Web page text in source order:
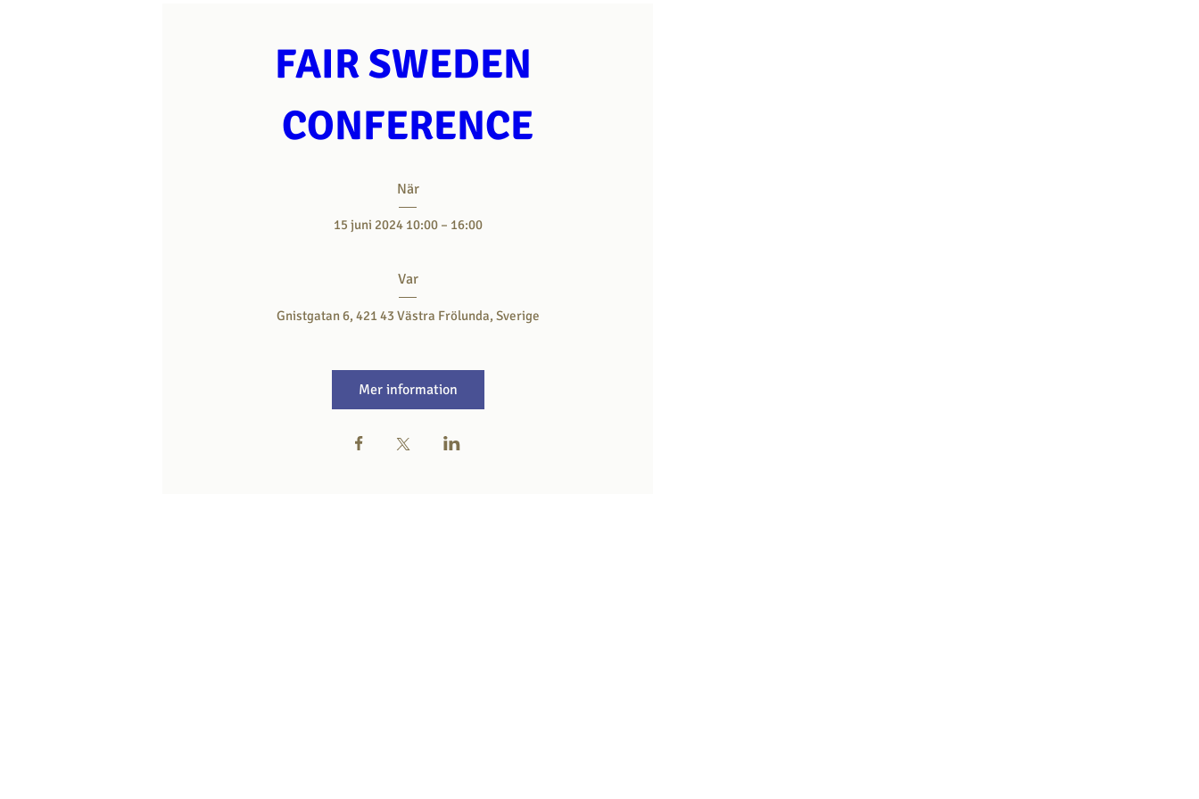
FAIR SWEDEN
CONFERENCE
När
15 juni 2024 10:00 – 16:00
Var
Gnistgatan 6, 421 43 Västra Frölunda, Sverige
Mer information